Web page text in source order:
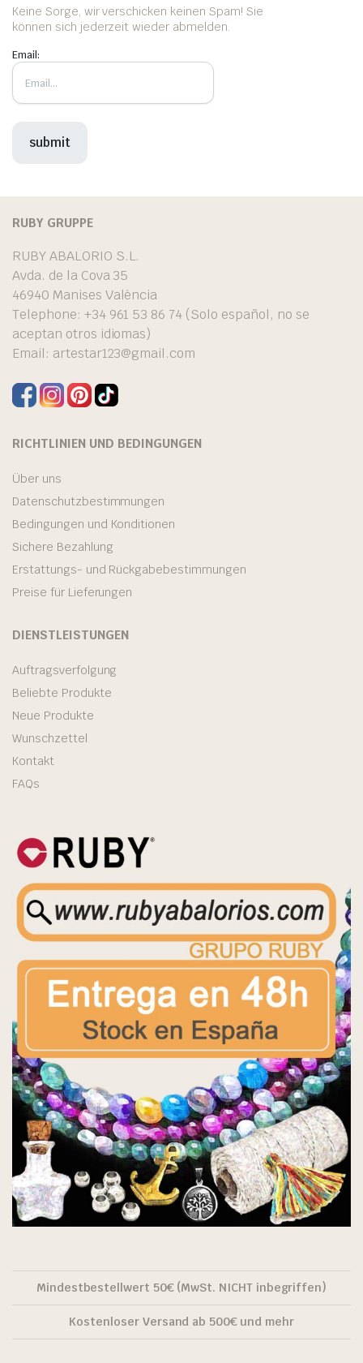
Keine Sorge, wir verschicken keinen Spam! Sie
können sich jederzeit wieder abmelden.
Email:
RUBY GRUPPE
RUBY ABALORIO S.L.
Avda. de la Cova 35
46940 Manises València
Telephone: +34 961 53 86 74 (Solo español, no se
aceptan otros idiomas)
Email: artestar123@gmail.com
RICHTLINIEN UND BEDINGUNGEN
Über uns
Datenschutzbestimmungen
Bedingungen und Konditionen
Sichere Bezahlung
Erstattungs- und Rückgabebestimmungen
Preise für Lieferungen
DIENSTLEISTUNGEN
Auftragsverfolgung
Beliebte Produkte
Neue Produkte
Wunschzettel
Kontakt
FAQs
Mindestbestellwert 50€ (MwSt. NICHT inbegriffen)
Kostenloser Versand ab 500€ und mehr